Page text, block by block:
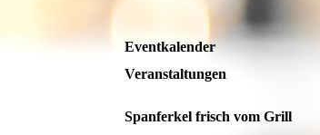
Eventkalender
Veranstaltungen
Spanferkel frisch vom Grill